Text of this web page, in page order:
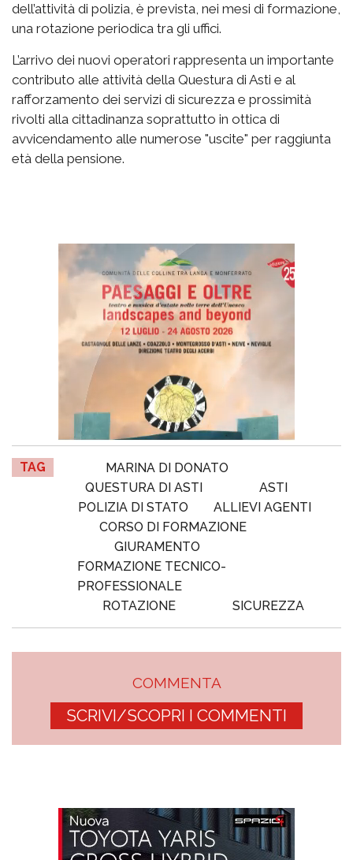
dell’attività di polizia, è prevista, nei mesi di formazione,
una rotazione periodica tra gli uffici.
L’arrivo dei nuovi operatori rappresenta un importante
contributo alle attività della Questura di Asti e al
rafforzamento dei servizi di sicurezza e prossimità
rivolti alla cittadinanza soprattutto in ottica di
avvicendamento alle numerose "uscite" per raggiunta
età della pensione.
TAG
MARINA DI DONATO
QUESTURA DI ASTI
ASTI
POLIZIA DI STATO
ALLIEVI AGENTI
CORSO DI FORMAZIONE
GIURAMENTO
FORMAZIONE TECNICO-
PROFESSIONALE
ROTAZIONE
SICUREZZA
COMMENTA
SCRIVI/SCOPRI I COMMENTI